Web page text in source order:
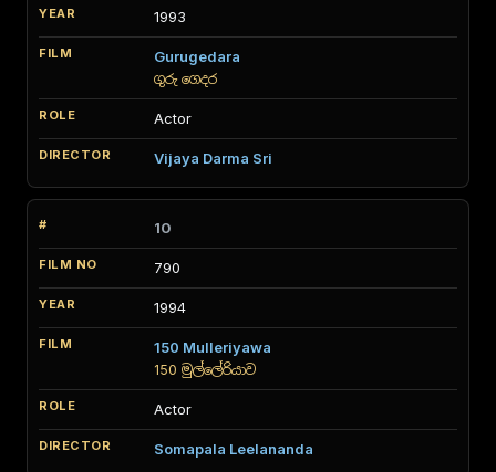
1993
Gurugedara
ගුරු ගෙදර
Actor
Vijaya Darma Sri
10
790
1994
150 Mulleriyawa
150 මුල්ලේරියාව
Actor
Somapala Leelananda